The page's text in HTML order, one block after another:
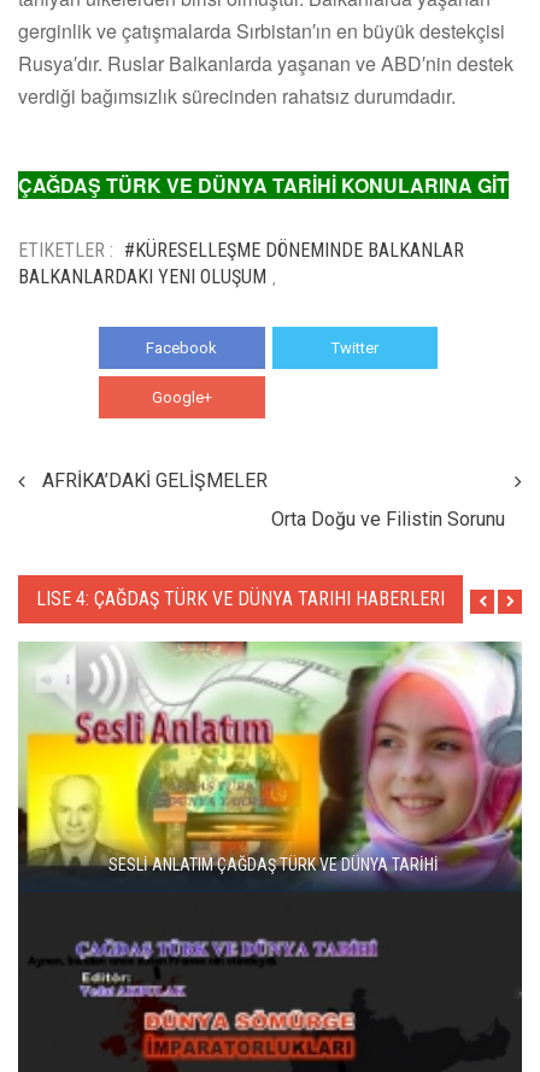
gerginlik ve çatışmalarda Sırbistan′ın en büyük destekçisi
Rusya′dır. Ruslar Balkanlarda yaşanan ve ABD′nin destek
verdiği bağımsızlık sürecinden rahatsız durumdadır.
ÇAĞDAŞ TÜRK VE DÜNYA TARİHİ KONULARINA GİT
ETIKETLER : #KÜRESELLEŞME DÖNEMINDE BALKANLAR
BALKANLARDAKI YENI OLUŞUM ,
Facebook Twitter
Google+
AFRİKA’DAKİ GELİŞMELER
Orta Doğu ve Filistin Sorunu
LISE 4: ÇAĞDAŞ TÜRK VE DÜNYA TARIHI HABERLERI
SESLİ ANLATIM ÇAĞDAŞ TÜRK VE DÜNYA TARİHİ